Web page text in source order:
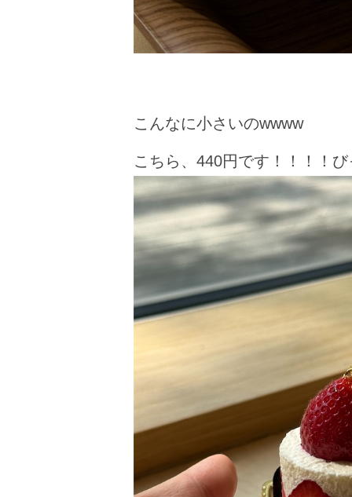
こんなに小さいのwwww
こちら、440円です！！！！